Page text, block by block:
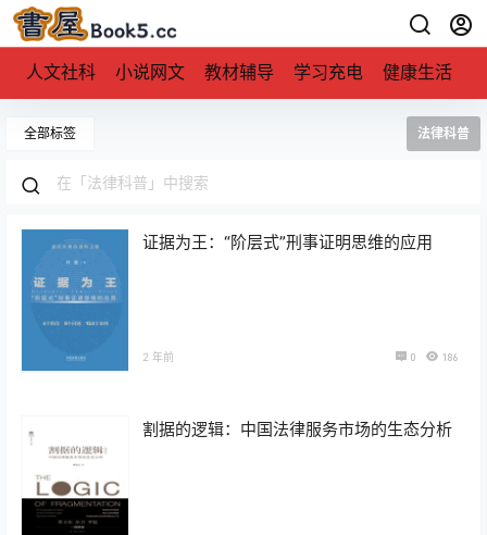
人文社科 小说网文 教材辅导 学习充电 健康生活
全部标签 法律科普
证据为王：“阶层式”刑事证明思维的应用
2 年前 0 186
割据的逻辑：中国法律服务市场的生态分析